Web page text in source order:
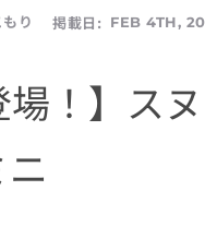
り 掲載日: FEB 4TH,
場！】ス